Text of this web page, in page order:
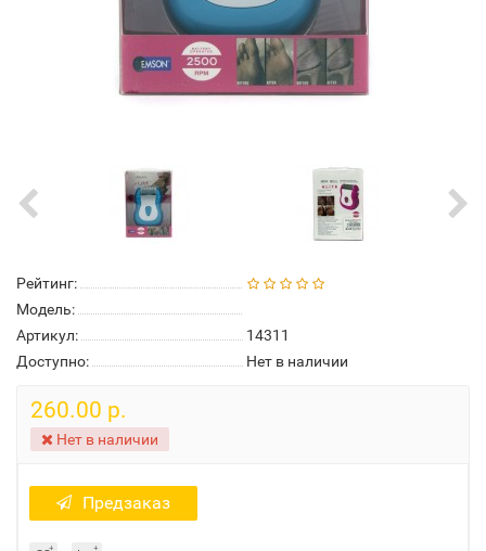
Рейтинг:
Модель:
Артикул:
14311
Доступно:
Нет в наличии
260.00 р.
Нет в наличии
Предзаказ